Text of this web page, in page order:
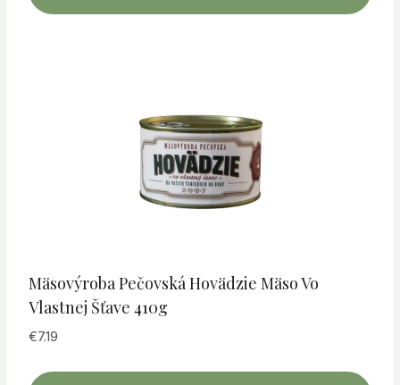
Mäsovýroba Pečovská Hovädzie Mäso Vo
Vlastnej Šťave 410g
€7.19